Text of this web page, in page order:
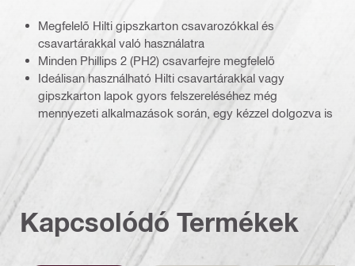
Megfelelő Hilti gipszkarton csavarozókkal és
csavartárakkal való használatra
Minden Phillips 2 (PH2) csavarfejre megfelelő
Ideálisan használható Hilti csavartárakkal vagy
gipszkarton lapok gyors felszereléséhez még
mennyezeti alkalmazások során, egy kézzel dolgozva is
Kapcsolódó Termékek